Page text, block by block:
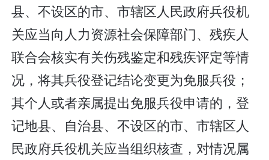
县、不设区的市、市辖区人民政府兵役机
关应当向人力资源社会保障部门、残疾人
联合会核实有关伤残鉴定和残疾评定等情
况，将其兵役登记结论变更为免服兵役；
其个人或者亲属提出免服兵役申请的，登
记地县、自治县、不设区的市、市辖区人
民政府兵役机关应当组织核查，对情况属